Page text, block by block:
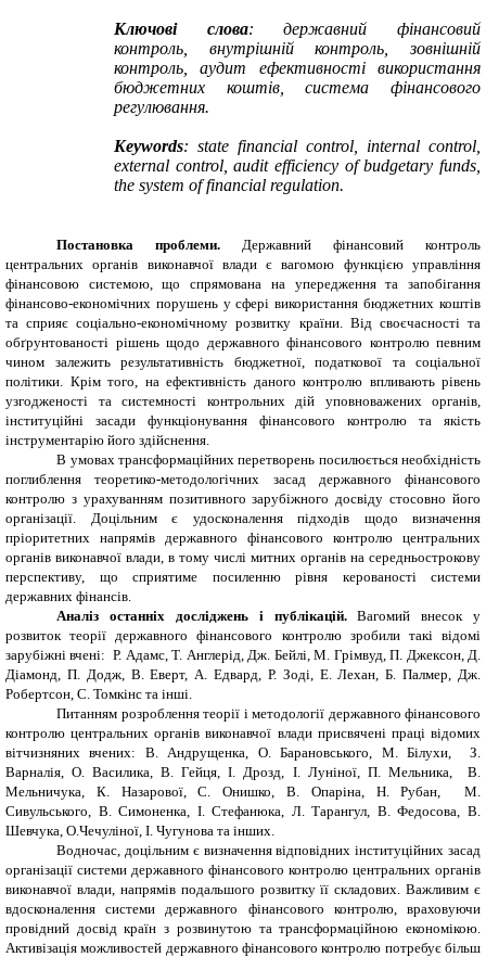
Ключові слова: державний фінансовий
контроль, внутрішній контроль, зовнішній
контроль, аудит ефективності використання
бюджетних коштів, система фінансового
регулювання.
Keywords: state financial control, internal control,
external control, audit efficiency of budgetary funds,
the system of financial regulation.
Постановка проблеми. Державний фінансовий контроль
центральних органів виконавчої влади є вагомою функцією управління
фінансовою системою, що спрямована на упередження та запобігання
фінансово-економічних порушень у сфері використання бюджетних коштів
та сприяє соціально-економічному розвитку країни. Від своєчасності та
обґрунтованості рішень щодо державного фінансового контролю певним
чином залежить результативність бюджетної, податкової та соціальної
політики. Крім того, на ефективність даного контролю впливають рівень
узгодженості та системності контрольних дій уповноважених органів,
інституційні засади функціонування фінансового контролю та якість
інструментарію його здійснення.
В умовах трансформаційних перетворень посилюється необхідність
поглиблення теоретико-методологічних засад державного фінансового
контролю з урахуванням позитивного зарубіжного досвіду стосовно його
організації. Доцільним є удосконалення підходів щодо визначення
пріоритетних напрямів державного фінансового контролю центральних
органів виконавчої влади, в тому числі митних органів на середньострокову
перспективу, що сприятиме посиленню рівня керованості системи
державних фінансів.
Аналіз останніх досліджень і публікацій.Вагомий внесок у
розвиток теорії державного фінансового контролю зробили такі відомі
зарубіжні вчені: Р. Адамс, Т. Англерід, Дж. Бейлі, М. Грімвуд, П. Джексон, Д.
Діамонд, П. Додж, В. Еверт, А. Едвард, Р. Зоді, Е. Лехан, Б. Палмер, Дж.
Робертсон, С. Томкінс та інші.
Питанням розроблення теорії і методології державного фінансового
контролю центральних органів виконавчої влади присвячені праці відомих
вітчизняних вчених: В. Андрущенка, О. Барановського, М. Білухи, З.
Варналія, О. Василика, В. Гейця, І. Дрозд, І. Луніної, П. Мельника, В.
Мельничука, К. Назарової, С. Онишко, В. Опаріна, Н. Рубан, М.
Сивульського, В. Симоненка, І. Стефанюка, Л. Тарангул, В. Федосова, В.
Шевчука, О.Чечуліної, І. Чугунова та інших.
Водночас, доцільним є визначення відповідних інституційних засад
організації системи державного фінансового контролю центральних органів
виконавчої влади, напрямів подальшого розвитку її складових. Важливим є
вдосконалення системи державного фінансового контролю, враховуючи
провідний досвід країн з розвинутою та трансформаційною економікою.
Активізація можливостей державного фінансового контролю потребує більш